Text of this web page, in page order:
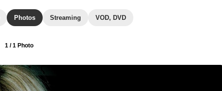
Photos Streaming VOD, DVD
1 / 1 Photo